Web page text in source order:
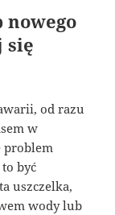
nowego
się
od razu
w
problem
być
uszczelka,
wody lub